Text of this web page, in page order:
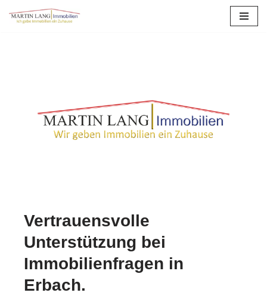
Vertrauensvolle
Unterstützung bei
Immobilienfragen in
Erbach.